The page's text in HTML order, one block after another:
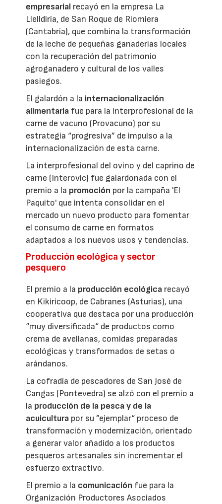
empresarial recayó en la empresa La
Llelldiría, de San Roque de Riomiera
(Cantabria), que combina la transformación
de la leche de pequeñas ganaderías locales
con la recuperación del patrimonio
agroganadero y cultural de los valles
pasiegos.
El galardón a la internacionalización
alimentaria fue para la interprofesional de la
carne de vacuno (Provacuno) por su
estrategia “progresiva” de impulso a la
internacionalización de esta carne.
La interprofesional del ovino y del caprino de
carne (Interovic) fue galardonada con el
premio a la promoción por la campaña 'El
Paquito' que intenta consolidar en el
mercado un nuevo producto para fomentar
el consumo de carne en formatos
adaptados a los nuevos usos y tendencias.
Producción ecológica y sector
pesquero
El premio a la producción ecológica recayó
en Kikiricoop, de Cabranes (Asturias), una
cooperativa que destaca por una producción
“muy diversificada“ de productos como
crema de avellanas, comidas preparadas
ecológicas y transformados de setas o
arándanos.
La cofradía de pescadores de San José de
Cangas (Pontevedra) se alzó con el premio a
la producción de la pesca y de la
acuicultura por su ”ejemplar“ proceso de
transformación y modernización, orientado
a generar valor añadido a los productos
pesqueros artesanales sin incrementar el
esfuerzo extractivo.
El premio a la comunicación fue para la
Organización Productores Asociados